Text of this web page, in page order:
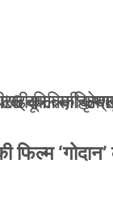
साहिल
काबिज़
की फिल्म
साल की
फिल्म